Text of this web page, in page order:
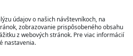
údajov o našich návštevníkoch, na
zobrazovanie prispôsobeného obsahu
z webových stránok. Pre viac informácií
nastavenia.